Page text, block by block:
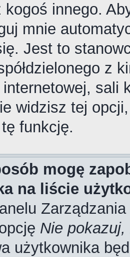
kogoś innego.
mnie
Jest to
z
internetowej, sali
widzisz tej
funkcję.
mogę
na liście
Nie
użytkownika